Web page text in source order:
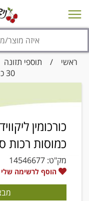
מבצעים
ראשי / תוספי תזונה
30 כמוסות רכות סופהרב
כמוסות רכות
מק"ט: 14546677
הוסף לרשימה שלי